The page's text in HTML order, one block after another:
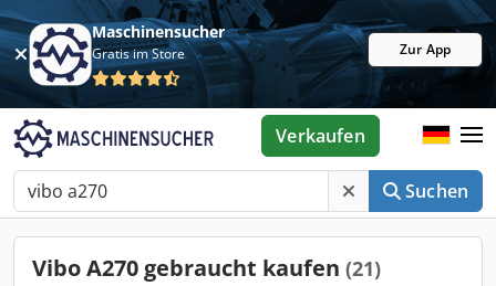
Maschinensucher
Gratis im Store Zur App
Suchen
Verkaufen
Vibo A270 gebraucht kaufen (21)